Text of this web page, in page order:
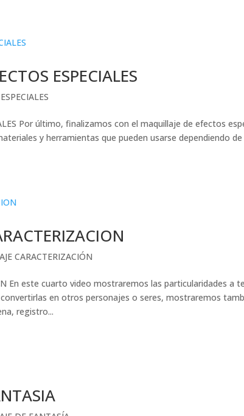
ESPECIALES
Por último, finalizamos con el maquillaje de efectos
y herramientas que pueden usarse dependiendo
CARACTERIZACIÓN
En este cuarto video mostraremos las particularidades a
en otros personajes o seres, mostraremos
registro...